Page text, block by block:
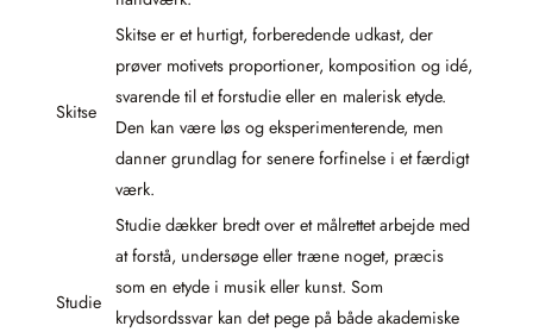
Skitse
Skitse er et hurtigt, forberedende udkast, der
prøver motivets proportioner, komposition og idé,
svarende til et forstudie eller en malerisk etyde.
Den kan være løs og eksperimenterende, men
danner grundlag for senere forfinelse i et færdigt
værk.
Studie
Studie dækker bredt over et målrettet arbejde med
at forstå, undersøge eller træne noget, præcis
som en etyde i musik eller kunst. Som
krydsordssvar kan det pege på både akademiske